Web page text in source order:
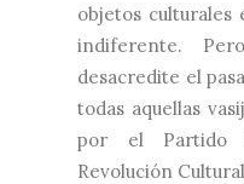
objetos culturales
indiferente.
desacredite el
todas aquellas
por el Partido
Revolución